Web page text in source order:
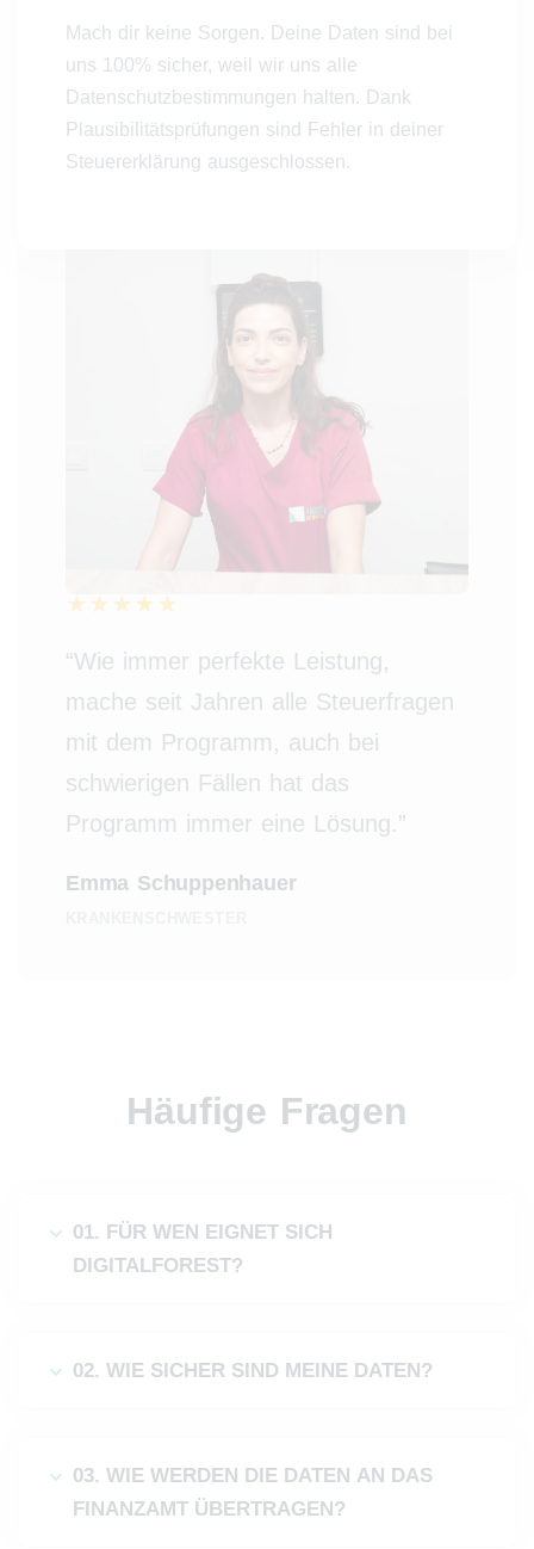
Mach dir keine Sorgen. Deine Daten sind bei
uns 100% sicher, weil wir uns alle
Datenschutzbestimmungen halten. Dank
Plausibilitätsprüfungen sind Fehler in deiner
Steuererklärung ausgeschlossen.
“Wie immer perfekte Leistung,
mache seit Jahren alle Steuerfragen
mit dem Programm, auch bei
schwierigen Fällen hat das
Programm immer eine Lösung.”
Emma Schuppenhauer
Häufige Fragen
01. FÜR WEN EIGNET SICH
DIGITALFOREST?
02. WIE SICHER SIND MEINE DATEN?
03. WIE WERDEN DIE DATEN AN DAS
FINANZAMT ÜBERTRAGEN?